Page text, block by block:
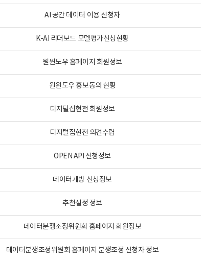
AI 공간 데이터 이용 신청자
K-AI 리더보드 모델평가신청현황
원윈도우 홈페이지 회원정보
원윈도우 홍보동의 현황
디지털집현전 회원정보
디지털집현전 의견수렴
OPEN API 신청정보
데이터개방 신청정보
추천설정 정보
데이터분쟁조정위원회 홈페이지 회원정보
데이터분쟁조정위원회 홈페이지 분쟁조정 신청자 정보